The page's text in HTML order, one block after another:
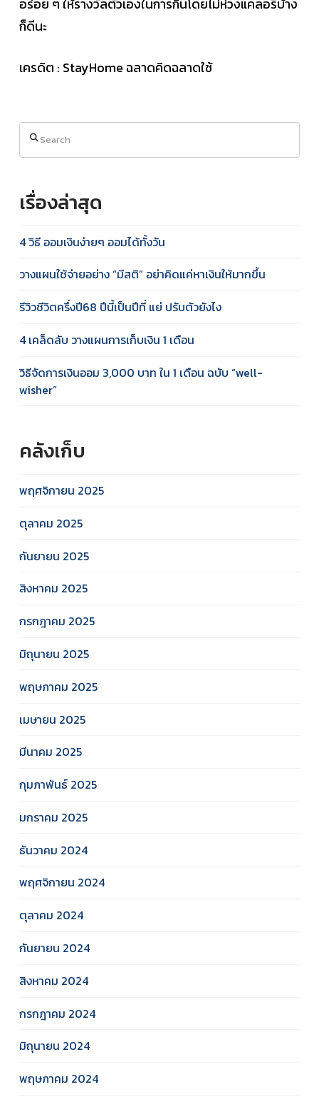
อร่อย ๆ ให้รางวัลตัวเองในการกินโดยไม่ห่วงแคลอรี่บ้าง
ก็ดีนะ
เครดิต : StayHome ฉลาดคิดฉลาดใช้
Search
เรื่องล่าสุด
4 วิธี ออมเงินง่ายๆ ออมได้ทั้งวัน
วางแผนใช้จ่ายอย่าง “มีสติ” อย่าคิดแค่หาเงินให้มากขึ้น
รีวิวชีวิตครึ่งปี68 ปีนี้เป็นปีที่ แย่ ปรับตัวยังไง
4 เคล็ดลับ วางแผนการเก็บเงิน 1 เดือน
วิธีจัดการเงินออม 3,000 บาท ใน 1 เดือน ฉบับ “well-
wisher”
คลังเก็บ
พฤศจิกายน 2025
ตุลาคม 2025
กันยายน 2025
สิงหาคม 2025
กรกฎาคม 2025
มิถุนายน 2025
พฤษภาคม 2025
เมษายน 2025
มีนาคม 2025
กุมภาพันธ์ 2025
มกราคม 2025
ธันวาคม 2024
พฤศจิกายน 2024
ตุลาคม 2024
กันยายน 2024
สิงหาคม 2024
กรกฎาคม 2024
มิถุนายน 2024
พฤษภาคม 2024